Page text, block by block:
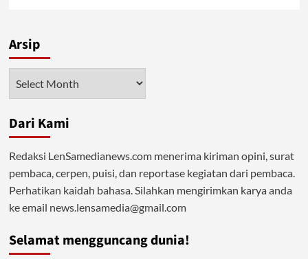
Satu
Tumbuh
Arsip
Dari Kami
Redaksi LenSamedianews.com menerima kiriman opini, surat
pembaca, cerpen, puisi, dan reportase kegiatan dari pembaca.
Perhatikan kaidah bahasa. Silahkan mengirimkan karya anda
ke email news.lensamedia@gmail.com
Selamat mengguncang dunia!